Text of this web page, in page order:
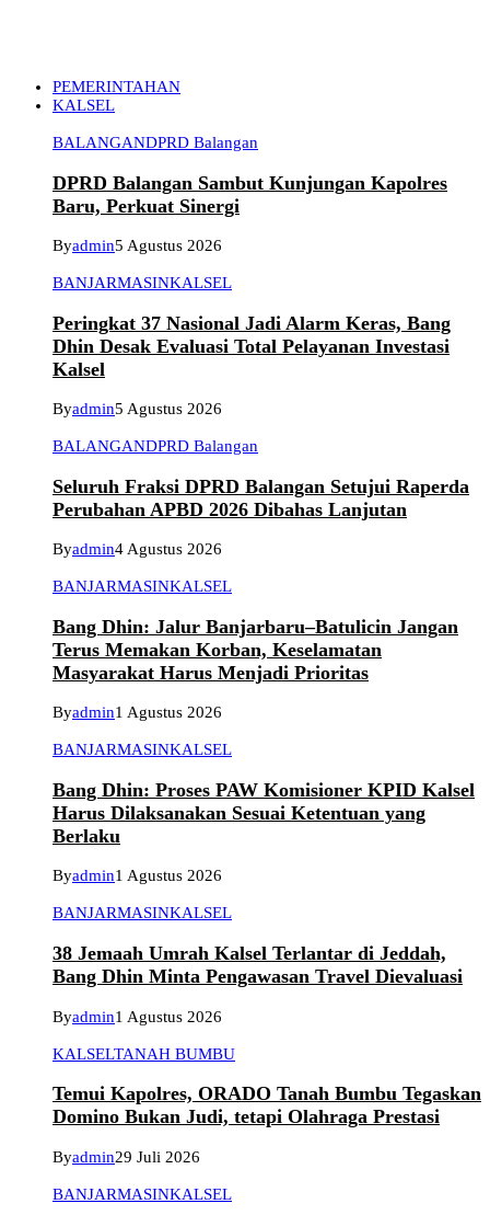
PEMERINTAHAN
KALSEL
BALANGANDPRD Balangan
DPRD Balangan Sambut Kunjungan Kapolres
Baru, Perkuat Sinergi
Byadmin5 Agustus 2026
BANJARMASINKALSEL
Peringkat 37 Nasional Jadi Alarm Keras, Bang
Dhin Desak Evaluasi Total Pelayanan Investasi
Kalsel
Byadmin5 Agustus 2026
BALANGANDPRD Balangan
Seluruh Fraksi DPRD Balangan Setujui Raperda
Perubahan APBD 2026 Dibahas Lanjutan
Byadmin4 Agustus 2026
BANJARMASINKALSEL
Bang Dhin: Jalur Banjarbaru–Batulicin Jangan
Terus Memakan Korban, Keselamatan
Masyarakat Harus Menjadi Prioritas
Byadmin1 Agustus 2026
BANJARMASINKALSEL
Bang Dhin: Proses PAW Komisioner KPID Kalsel
Harus Dilaksanakan Sesuai Ketentuan yang
Berlaku
Byadmin1 Agustus 2026
BANJARMASINKALSEL
38 Jemaah Umrah Kalsel Terlantar di Jeddah,
Bang Dhin Minta Pengawasan Travel Dievaluasi
Byadmin1 Agustus 2026
KALSELTANAH BUMBU
Temui Kapolres, ORADO Tanah Bumbu Tegaskan
Domino Bukan Judi, tetapi Olahraga Prestasi
Byadmin29 Juli 2026
BANJARMASINKALSEL